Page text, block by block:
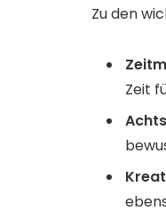
Zu den
Zeit